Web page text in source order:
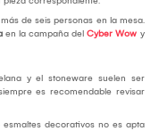
de seis personas en la mesa.
en la campaña del Cyber Wow y
y el stoneware suelen ser
es recomendable revisar
decorativos no es apta